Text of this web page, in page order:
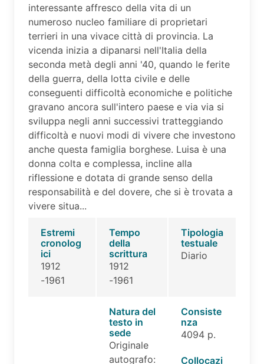
interessante affresco della vita di un
numeroso nucleo familiare di proprietari
terrieri in una vivace città di provincia. La
vicenda inizia a dipanarsi nell'Italia della
seconda metà degli anni '40, quando le ferite
della guerra, della lotta civile e delle
conseguenti difficoltà economiche e politiche
gravano ancora sull'intero paese e via via si
sviluppa negli anni successivi tratteggiando
difficoltà e nuovi modi di vivere che investono
anche questa famiglia borghese. Luisa è una
donna colta e complessa, incline alla
riflessione e dotata di grande senso della
responsabilità e del dovere, che si è trovata a
vivere situa...
Estremi
cronolog
ici
1912
-1961
Tempo
della
scrittura
1912
-1961
Tipologia
testuale
Diario
Natura del
testo in
sede
Originale
autografo:
Consiste
nza
4094 p.
Collocazi